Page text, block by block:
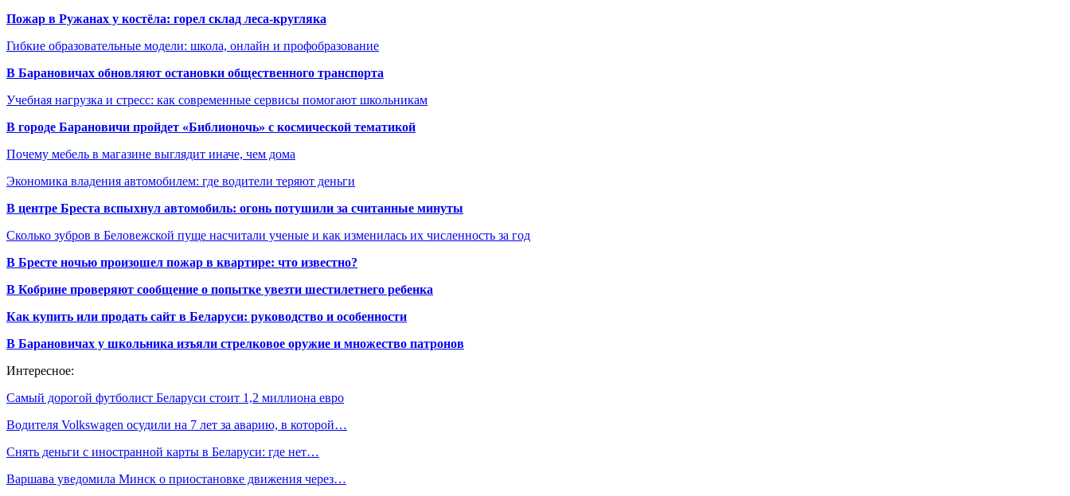
Пожар в Ружанах у костёла: горел склад леса-кругляка
Гибкие образовательные модели: школа, онлайн и профобразование
В Барановичах обновляют остановки общественного транспорта
Учебная нагрузка и стресс: как современные сервисы помогают школьникам
В городе Барановичи пройдет «Библионочь» с космической тематикой
Почему мебель в магазине выглядит иначе, чем дома
Экономика владения автомобилем: где водители теряют деньги
В центре Бреста вспыхнул автомобиль: огонь потушили за считанные минуты
Сколько зубров в Беловежской пуще насчитали ученые и как изменилась их численность за год
В Бресте ночью произошел пожар в квартире: что известно?
В Кобрине проверяют сообщение о попытке увезти шестилетнего ребенка
Как купить или продать сайт в Беларуси: руководство и особенности
В Барановичах у школьника изъяли стрелковое оружие и множество патронов
Интересное:
Самый дорогой футболист Беларуси стоит 1,2 миллиона евро
Водителя Volkswagen осудили на 7 лет за аварию, в которой…
Снять деньги с иностранной карты в Беларуси: где нет…
Варшава уведомила Минск о приостановке движения через…